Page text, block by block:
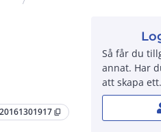
content_copy
Så får du
annat. Har
att skapa ett.